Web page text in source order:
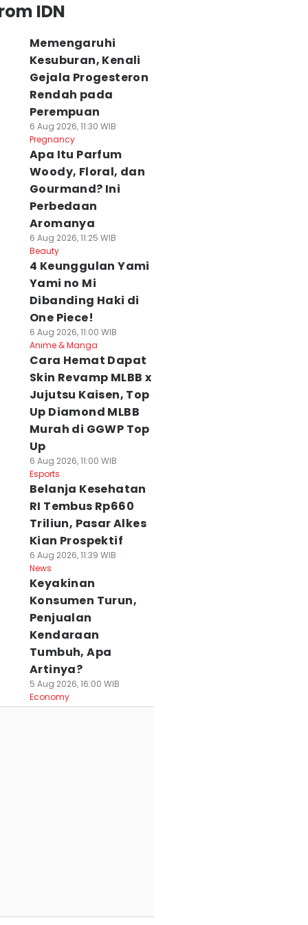
IDN
Memengaruhi
Kesuburan, Kenali
Gejala Progesteron
Rendah pada
Perempuan
6 Aug 2026, 11:30 WIB
Pregnancy
Apa Itu Parfum
Woody, Floral, dan
Gourmand? Ini
Perbedaan
Aromanya
6 Aug 2026, 11:25 WIB
Beauty
4 Keunggulan Yami
Yami no Mi
Dibanding Haki di
One Piece!
6 Aug 2026, 11:00 WIB
Anime & Manga
Cara Hemat Dapat
Skin Revamp MLBB x
Jujutsu Kaisen, Top
Up Diamond MLBB
Murah di GGWP Top
Up
6 Aug 2026, 11:00 WIB
Esports
Belanja Kesehatan
RI Tembus Rp660
Triliun, Pasar Alkes
Kian Prospektif
6 Aug 2026, 11:39 WIB
News
Keyakinan
Konsumen Turun,
Penjualan
Kendaraan
Tumbuh, Apa
Artinya?
5 Aug 2026, 16:00 WIB
Economy